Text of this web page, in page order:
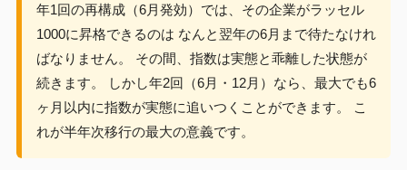
年1回の再構成（6月発効）では、その企業がラッセル
1000に昇格できるのは なんと翌年の6月まで待たなけれ
ばなりません。 その間、指数は実態と乖離した状態が
続きます。 しかし年2回（6月・12月）なら、最大でも6
ヶ月以内に指数が実態に追いつくことができます。 こ
れが半年次移行の最大の意義です。